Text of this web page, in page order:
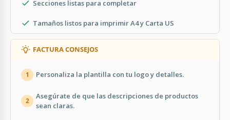
Secciones listas para completar
Tamaños listos para imprimir A4 y Carta US
FACTURA CONSEJOS
1 Personaliza la plantilla con tu logo y detalles.
2
Asegúrate de que las descripciones de productos
sean claras.